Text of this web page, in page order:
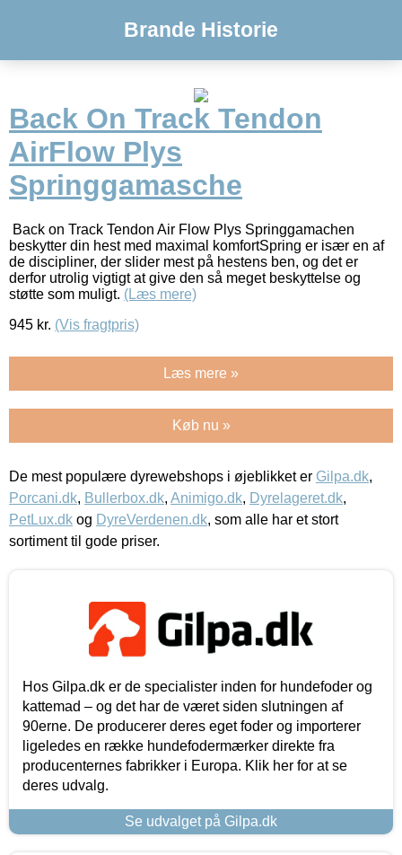
Brande Historie
Back On Track Tendon
AirFlow Plys
Springgamasche
Back on Track Tendon Air Flow Plys Springgamachen
beskytter din hest med maximal komfortSpring er især en af
de discipliner, der slider mest på hestens ben, og det er
derfor utrolig vigtigt at give den så meget beskyttelse og
støtte som muligt. (Læs mere)
945 kr. (Vis fragtpris)
Læs mere »
Køb nu »
De mest populære dyrewebshops i øjeblikket er Gilpa.dk,
Porcani.dk, Bullerbox.dk, Animigo.dk, Dyrelageret.dk,
PetLux.dk og DyreVerdenen.dk, som alle har et stort
sortiment til gode priser.
Hos Gilpa.dk er de specialister inden for hundefoder og
kattemad – og det har de været siden slutningen af
90erne. De producerer deres eget foder og importerer
ligeledes en række hundefodermærker direkte fra
producenternes fabrikker i Europa. Klik her for at se
deres udvalg.
Se udvalget på Gilpa.dk